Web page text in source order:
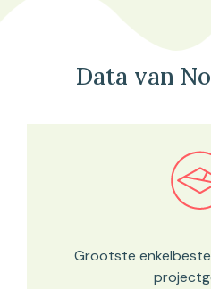
Data van
Bekijk in
Grootste